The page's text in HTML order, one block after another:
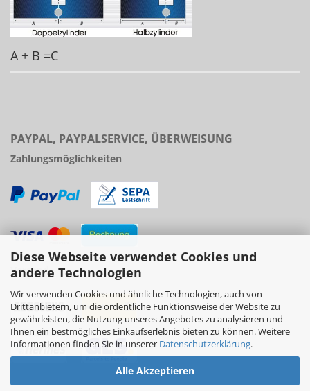
Diese Webseite verwendet Cookies und
andere Technologien
Wir verwenden Cookies und ähnliche Technologien, auch von
Drittanbietern, um die ordentliche Funktionsweise der Website zu
gewährleisten, die Nutzung unseres Angebotes zu analysieren und
Ihnen ein bestmögliches Einkaufserlebnis bieten zu können. Weitere
Informationen finden Sie in unserer Datenschutzerklärung.
Alle Akzeptieren
A + B =C
PAYPAL, PAYPALSERVICE, ÜBERWEISUNG
Zahlungsmöglichkeiten
Versand